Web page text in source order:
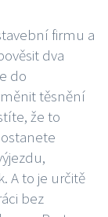
firmu a
dva
do
těsnění
že to
A to je určitě
bez